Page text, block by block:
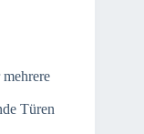
mehrere
Türen